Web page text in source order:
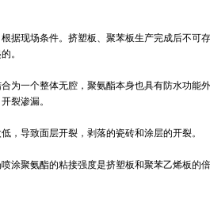
现场条件。挤塑板、聚苯板生产完成后不可
。
一个整体无腔，聚氨酯本身也具有防水功能
裂渗漏。
导致面层开裂，剥落的瓷砖和涂层的开裂。
聚氨酯的粘接强度是挤塑板和聚苯乙烯板的